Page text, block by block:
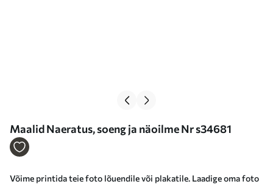
Maalid Naeratus, soeng ja näoilme Nr s34681
Võime printida teie foto lõuendile või plakatile. Laadige oma foto